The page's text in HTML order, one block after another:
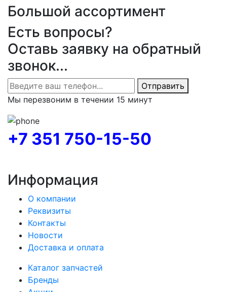
Большой ассортимент
Есть вопросы?
Оставь заявку на обратный
звонок...
Отправить
Мы перезвоним в течении 15 минут
+7 351 750-15-50
Информация
О компании
Реквизиты
Контакты
Новости
Доставка и оплата
Каталог запчастей
Бренды